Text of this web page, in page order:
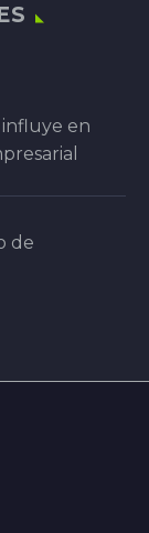
influye en
de